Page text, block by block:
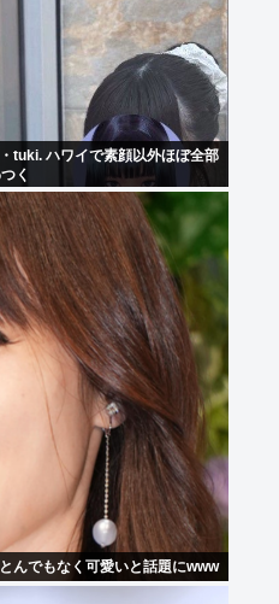
tuki. ハワイで素顔以外ほぼ全部
く
んでもなく可愛いと話題にwww